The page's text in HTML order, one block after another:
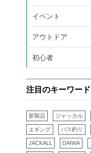
イベント
アウトドア
初心者
注目のキーワード
新製品 ジャッカル
エギング バス釣り
JACKALL DAIWA